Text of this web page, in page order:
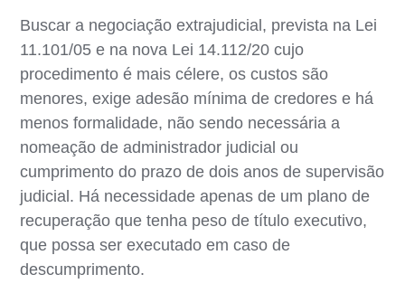
Buscar a negociação extrajudicial, prevista na Lei
11.101/05 e na nova Lei 14.112/20 cujo
procedimento é mais célere, os custos são
menores, exige adesão mínima de credores e há
menos formalidade, não sendo necessária a
nomeação de administrador judicial ou
cumprimento do prazo de dois anos de supervisão
judicial. Há necessidade apenas de um plano de
recuperação que tenha peso de título executivo,
que possa ser executado em caso de
descumprimento.